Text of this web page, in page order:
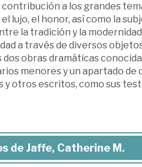
contribución a los grandes
lujo, el honor, así como la
la tradición y la
a través de diversos
dos obras dramáticas
menores y un apartado de
y otros escritos, como sus
de Jaffe, Catherine M.